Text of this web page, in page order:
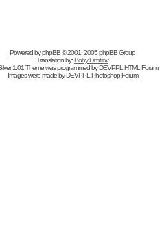
Powered byphpBB© 2001, 2005 phpBB Group
Translation by:Boby Dimitrov
1.01 Theme was programmed byDEVPPL HTML Forum
Images were made byDEVPPL Photoshop Forum